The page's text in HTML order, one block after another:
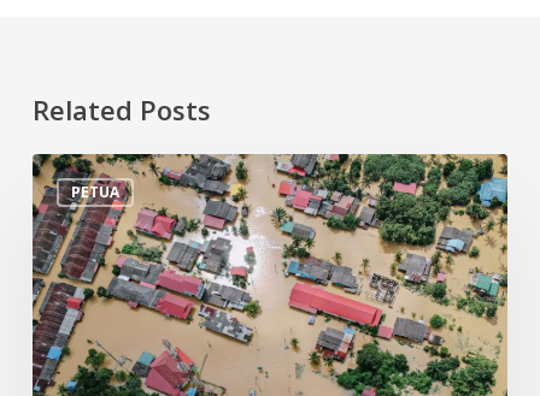
Related Posts
PETUA
Tips
Persiapan
Menghadapi
Banjir